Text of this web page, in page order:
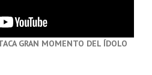
GRAN MOMENTO DEL ÍDOLO